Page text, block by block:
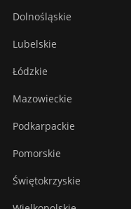
Dolnośląskie
Lubelskie
Łódzkie
Mazowieckie
Podkarpackie
Pomorskie
Świętokrzyskie